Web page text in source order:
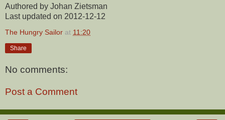
Authored by Johan Zietsman
Last updated on 2012-12-12
The Hungry Sailor at 11:20
Share
No comments:
Post a Comment